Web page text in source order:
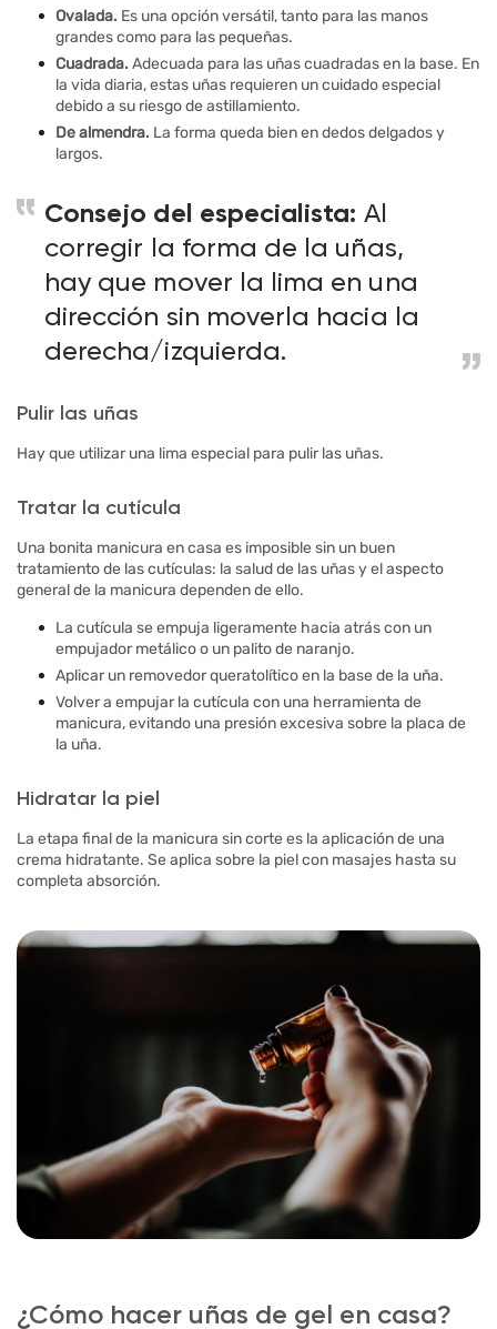
Ovalada. Es una opción versátil, tanto para las manos
grandes como para las pequeñas.
Cuadrada. Adecuada para las uñas cuadradas en la base. En
la vida diaria, estas uñas requieren un cuidado especial
debido a su riesgo de astillamiento.
De almendra. La forma queda bien en dedos delgados y
largos.
Consejo del especialista: Al
corregir la forma de la uñas,
hay que mover la lima en una
dirección sin moverla hacia la
derecha/izquierda.
Pulir las uñas
Hay que utilizar una lima especial para pulir las uñas.
Tratar la cutícula
Una bonita manicura en casa es imposible sin un buen
tratamiento de las cutículas: la salud de las uñas y el aspecto
general de la manicura dependen de ello.
La cutícula se empuja ligeramente hacia atrás con un
empujador metálico o un palito de naranjo.
Aplicar un removedor queratolítico en la base de la uña.
Volver a empujar la cutícula con una herramienta de
manicura, evitando una presión excesiva sobre la placa de
la uña.
Hidratar la piel
La etapa final de la manicura sin corte es la aplicación de una
crema hidratante. Se aplica sobre la piel con masajes hasta su
completa absorción.
¿Cómo hacer uñas de gel en casa?